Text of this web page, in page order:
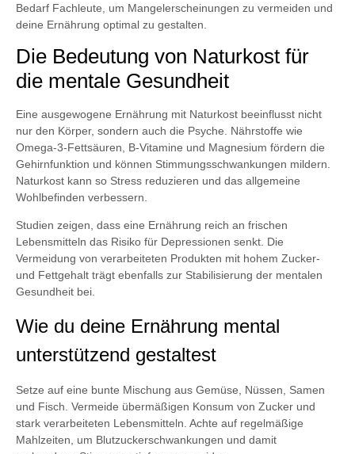
Bedarf Fachleute, um Mangelerscheinungen zu vermeiden und
deine Ernährung optimal zu gestalten.
Die Bedeutung von Naturkost für
die mentale Gesundheit
Eine ausgewogene Ernährung mit Naturkost beeinflusst nicht
nur den Körper, sondern auch die Psyche. Nährstoffe wie
Omega-3-Fettsäuren, B-Vitamine und Magnesium fördern die
Gehirnfunktion und können Stimmungsschwankungen mildern.
Naturkost kann so Stress reduzieren und das allgemeine
Wohlbefinden verbessern.
Studien zeigen, dass eine Ernährung reich an frischen
Lebensmitteln das Risiko für Depressionen senkt. Die
Vermeidung von verarbeiteten Produkten mit hohem Zucker-
und Fettgehalt trägt ebenfalls zur Stabilisierung der mentalen
Gesundheit bei.
Wie du deine Ernährung mental
unterstützend gestaltest
Setze auf eine bunte Mischung aus Gemüse, Nüssen, Samen
und Fisch. Vermeide übermäßigen Konsum von Zucker und
stark verarbeiteten Lebensmitteln. Achte auf regelmäßige
Mahlzeiten, um Blutzuckerschwankungen und damit